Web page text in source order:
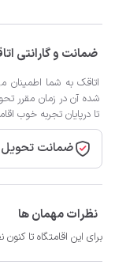
ضمانت و گارانتی
اتاقک به شما اطمینان
شده آن در زمان مقرر
تا درپایان تجربه خوب
ضمانت
نظرات مهمان ها
برای این اقامتگاه تا